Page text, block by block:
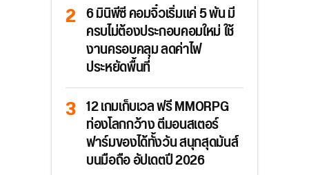
6 มินิพีซี คอมจิ๋วเริ่มแค่ 5 พัน มี
ครบไม่ต้องประกอบคอมใหม่ ใช้
งานครอบคลุม ลดค่าไฟ
ประหยัดพื้นที่
12 เกมเก็บเวล ฟรี MMORPG
ท่องโลกกว้าง ตีมอนสเตอร์
ฟาร์มของได้ทั้งวัน สนุกสุดมันส์
บนมือถือ อัปเดตปี 2026